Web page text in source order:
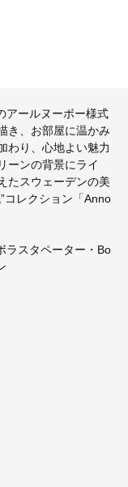
アールヌーボー様式
き、お部屋に温かみ
わり、心地よい魅力
ーンの背景にライ
たスウェーデンの美
コレクション「Anno
ラスタペーター・Bo